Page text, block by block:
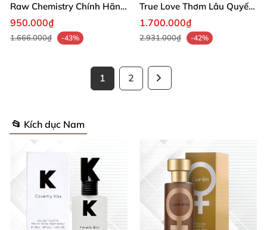
Raw Chemistry Chính Hãng
Mỹ Tăng Ham Muốn
950.000₫
1.666.000₫ -43%
True Love Thơm Lâu Quyến
Rũ Hấp Dẫn Mạnh
1.700.000₫
2.931.000₫ -42%
1 2
📂 Kích dục Nam